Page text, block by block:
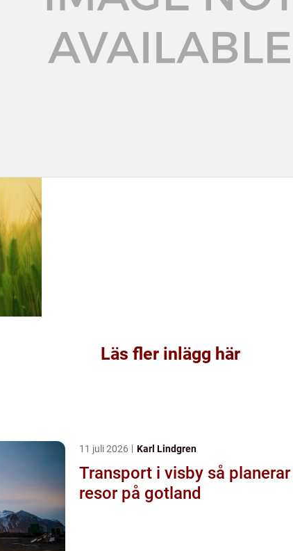
Läs fler inlägg här
11 juli 2026 Karl Lindgren
Transport i visby så planerar du
resor på gotland